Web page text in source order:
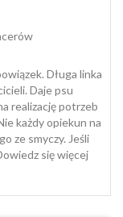
nią
Długa linka
Daje psu
realizację potrzeb
każdy opiekun na
ze smyczy. Jeśli
się więcej: